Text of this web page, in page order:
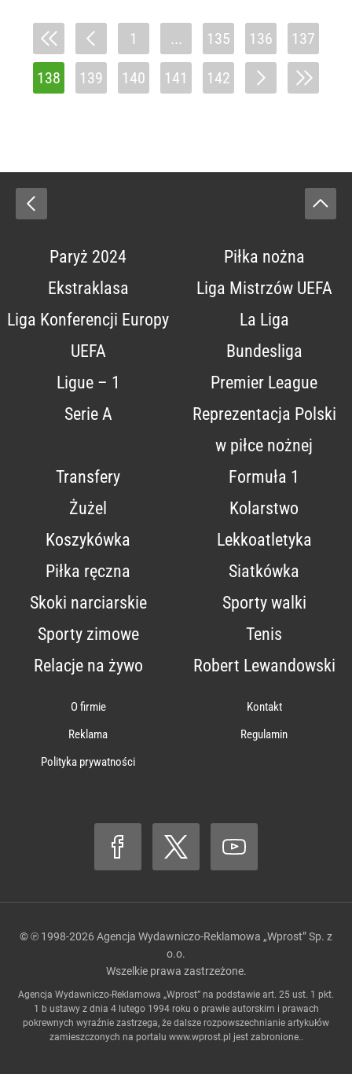
1 ... 135 136 137
138 139 140 141 142
Paryż 2024
Piłka nożna
Ekstraklasa
Liga Mistrzów UEFA
Liga Konferencji Europy
UEFA
La Liga
Bundesliga
Ligue – 1
Premier League
Serie A
Reprezentacja Polski
w piłce nożnej
Transfery
Formuła 1
Żużel
Kolarstwo
Koszykówka
Lekkoatletyka
Piłka ręczna
Siatkówka
Skoki narciarskie
Sporty walki
Sporty zimowe
Tenis
Relacje na żywo
Robert Lewandowski
O firmie
Kontakt
Reklama
Regulamin
Polityka prywatności
© ℗ 1998-2026 Agencja Wydawniczo-Reklamowa „Wprost” Sp. z
o.o.
Wszelkie prawa zastrzeżone.
Agencja Wydawniczo-Reklamowa „Wprost” na podstawie art. 25 ust. 1 pkt.
1 b ustawy z dnia 4 lutego 1994 roku o prawie autorskim i prawach
pokrewnych wyraźnie zastrzega, że dalsze rozpowszechnianie artykułów
zamieszczonych na portalu www.wprost.pl jest zabronione..